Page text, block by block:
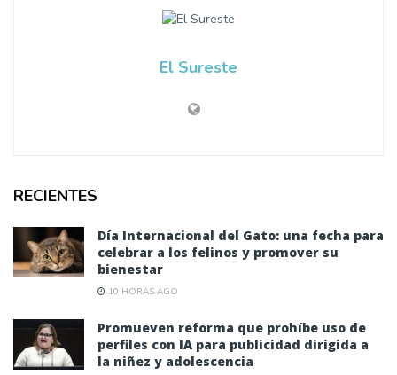
El Sureste
RECIENTES
Día Internacional del Gato: una fecha para
celebrar a los felinos y promover su
bienestar
10 HORAS AGO
Promueven reforma que prohíbe uso de
perfiles con IA para publicidad dirigida a
la niñez y adolescencia